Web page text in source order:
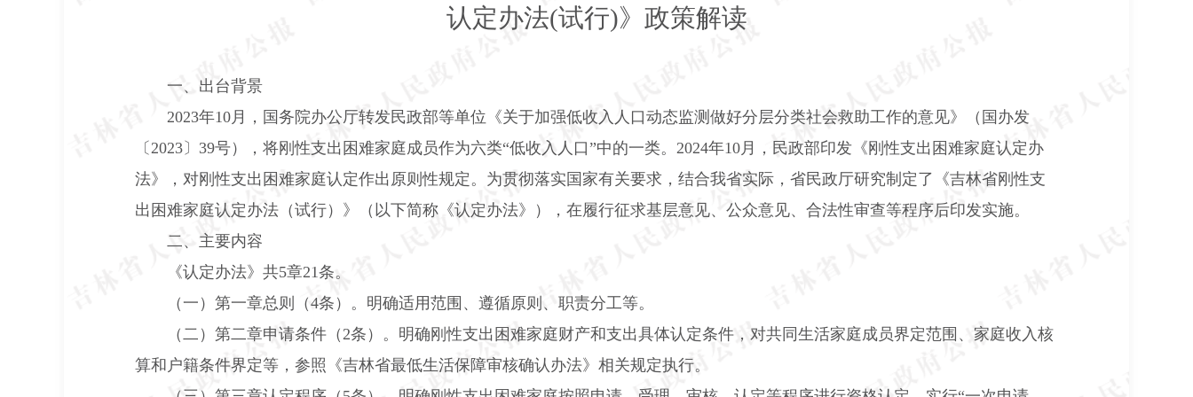
认定办法(试行)》政策解读
一、出台背景
2023年10月，国务院办公厅转发民政部等单位《关于加强低收入人口动态监测做好分层分类社会救助工作的意见》（国办发
〔 2023 〕 39号），将刚性支出困难家庭成员作为六类“低收入人口”中的一类。 2024年10月，民政部印发《刚性支出困难家庭认定办
法》，对刚性支出困难家庭认定作出原则性规定。为贯彻落实国家有关要求，结合我省实际，省民政厅研究制定了《吉林省刚性支
出困难家庭认定办法（试行）》（以下简称《认定办法》），在履行征求基层意见、公众意见、合法性审查等程序后印发实施。
二、主要内容
《认定办法》共5章21条。
（一）第一章总则（4条）。 明确适用范围、遵循原则、职责分工等。
（二）第二章申请条件（2条）。明确刚性支出困难家庭财产和支出具体认定条件，对共同生活家庭成员界定范围、家庭收入核
算和户籍条件界定等，参照《吉林省最低生活保障审核确认办法》相关规定执行。